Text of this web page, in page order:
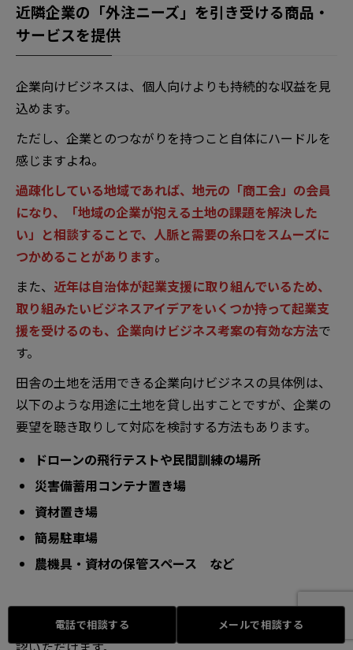
近隣企業の「外注ニーズ」を引き受ける商品・
サービスを提供
企業向けビジネスは、個人向けよりも持続的な収益を見
込めます。
ただし、企業とのつながりを持つこと自体にハードルを
感じますよね。
過疎化している地域であれば、地元の「商工会」の会員
になり、「地域の企業が抱える土地の課題を解決した
い」と相談することで、人脈と需要の糸口をスムーズに
つかめることがあります。
また、 近年は自治体が起業支援に取り組んでいるため、
取り組みたいビジネスアイデアをいくつか持って起業支
援を受けるのも、企業向けビジネス考案の有効な方法で
す。
田舎の土地を活用できる企業向けビジネスの具体例は、
以下のような用途に土地を貸し出すことですが、企業の
要望を聴き取りして対応を検討する方法もあります。
ドローンの飛行テストや民間訓練の場所
災害備蓄用コンテナ置き場
資材置き場
簡易駐車場
農機具・資材の保管スペース など
こちらの記事で、土地を貸し出す場合の地代相場をご確
電話で相談する メールで相談する